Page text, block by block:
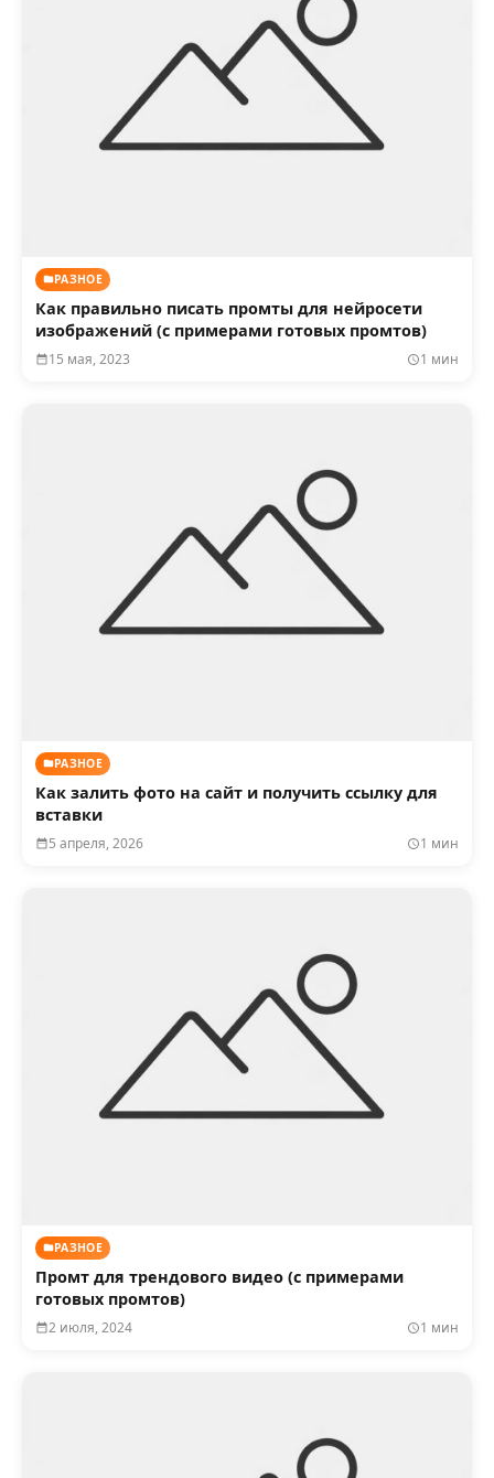
РАЗНОЕ
Как правильно писать промты для нейросети
изображений (с примерами готовых промтов)
15 мая, 2023 1 мин
РАЗНОЕ
Как залить фото на сайт и получить ссылку для
вставки
5 апреля, 2026 1 мин
РАЗНОЕ
Промт для трендового видео (с примерами
готовых промтов)
2 июля, 2024 1 мин